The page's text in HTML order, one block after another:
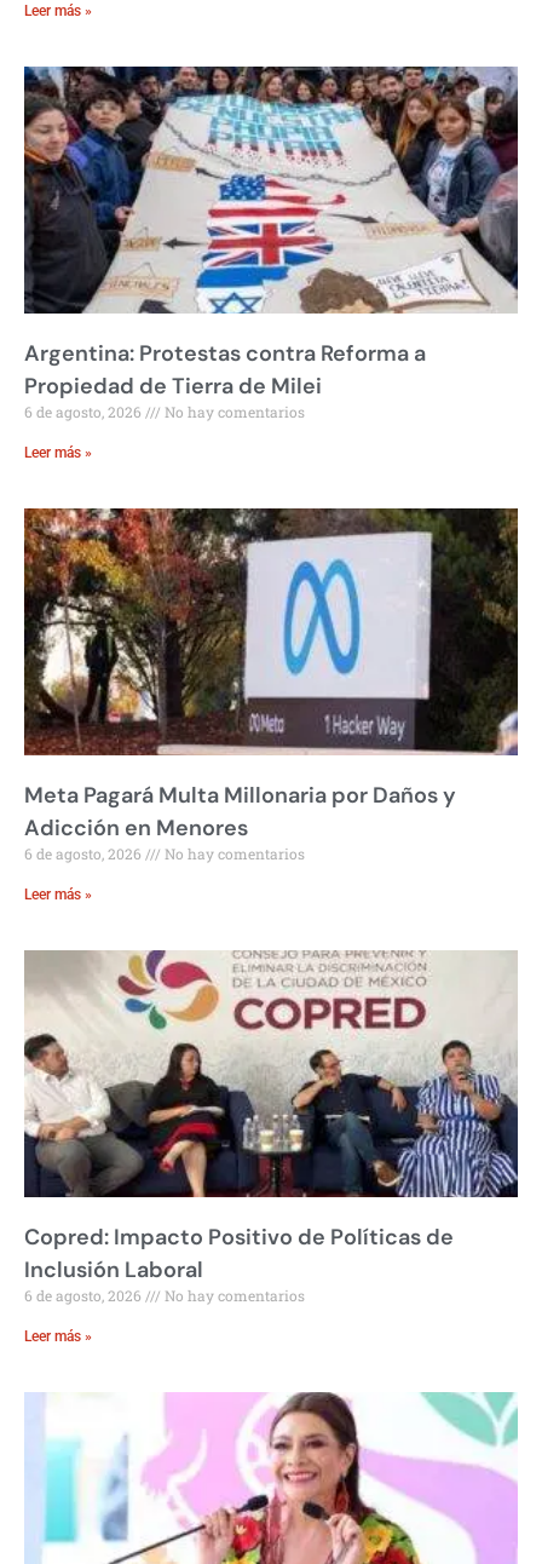
Leer más »
Argentina: Protestas contra Reforma a
Propiedad de Tierra de Milei
6 de agosto, 2026 No hay comentarios
Leer más »
Meta Pagará Multa Millonaria por Daños y
Adicción en Menores
6 de agosto, 2026 No hay comentarios
Leer más »
Copred: Impacto Positivo de Políticas de
Inclusión Laboral
6 de agosto, 2026 No hay comentarios
Leer más »